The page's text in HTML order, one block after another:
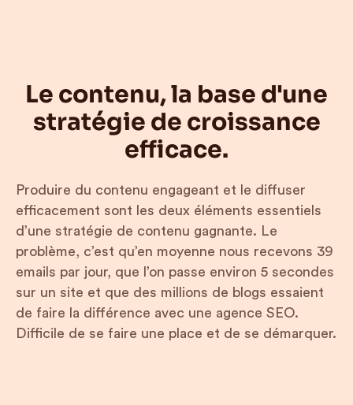
Le contenu, la base d'une
stratégie de croissance
efficace.
Produire du contenu engageant et le diffuser
efficacement sont les deux éléments essentiels
d’une stratégie de contenu gagnante. Le
problème, c’est qu’en moyenne nous recevons 39
emails par jour, que l’on passe environ 5 secondes
sur un site et que des millions de blogs essaient
de faire la différence avec une agence SEO.
Difficile de se faire une place et de se démarquer.